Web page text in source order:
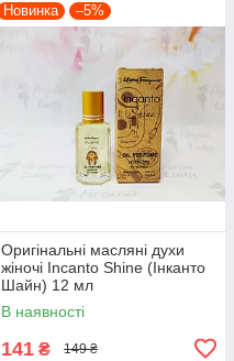
Новинка –5%
Оригінальні масляні духи
жіночі Incanto Shine (Інканто
Шайн) 12 мл
В наявності
141 ₴ 149 ₴